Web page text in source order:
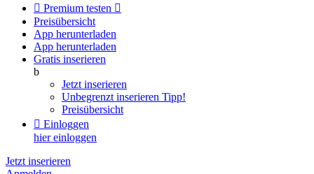
 Premium testen 
Preisübersicht
App herunterladen
App herunterladen
Gratis inserieren
b
Jetzt inserieren
Unbegrenzt inserieren Tipp!
Preisübersicht
 Einloggen
hier einloggen
Jetzt inserieren